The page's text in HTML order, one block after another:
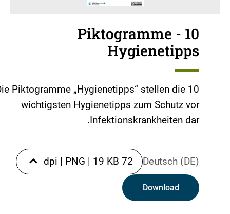
Piktogramme - 10
Hygienetipps
Piktogramme „Hygienetipps“ stellen die 10
wichtigsten Hygienetipps zum Schutz vor
Infektionskrankheiten dar.
Deutsch (DE)
72 dpi
| PNG | 19 KB
Download